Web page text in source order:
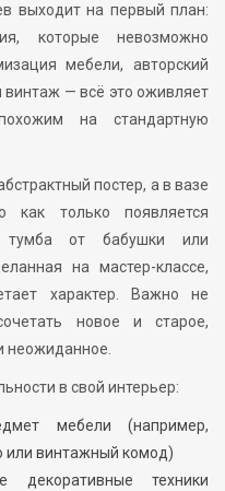
выходит на первый план:
которые невозможно
мебели, авторский
— всё это оживляет
на стандартную
постер, а в вазе
как только появляется
тумба от бабушки или
на мастер-классе,
характер. Важно не
новое и старое,
неожиданное.
в свой интерьер:
мебели (например,
или винтажный комод)
декоративные техники